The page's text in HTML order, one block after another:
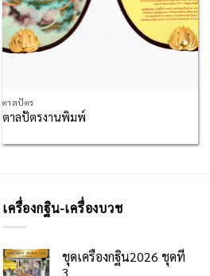
ตาลปัตร
ตาลปัตรงานพิมพ์
เครื่องกฐิน-เครื่องบวช
ชุดเครื่องกฐิน2026 ชุดที่